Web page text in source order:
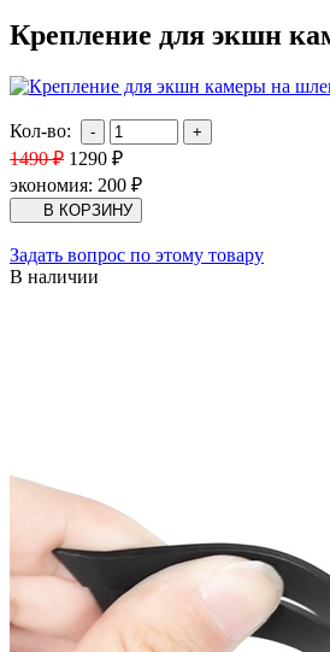
Крепление для экшн
Кол-во:
1490₽ 1290 ₽
экономия: 200 ₽
Задать вопрос по этому товару
В наличии